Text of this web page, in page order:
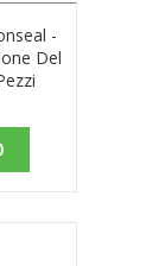
-
Del